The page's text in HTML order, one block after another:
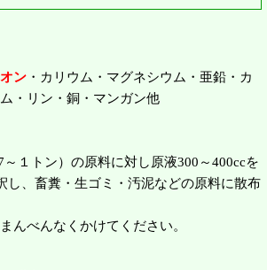
ン ・カリウム・マグネシウム・亜鉛・カ
・リン・銅・マンガン他
１トン）の原料に対し原液300～400ccを
し、畜糞・生ゴミ・汚泥などの原料に散布
んべんなくかけてください。